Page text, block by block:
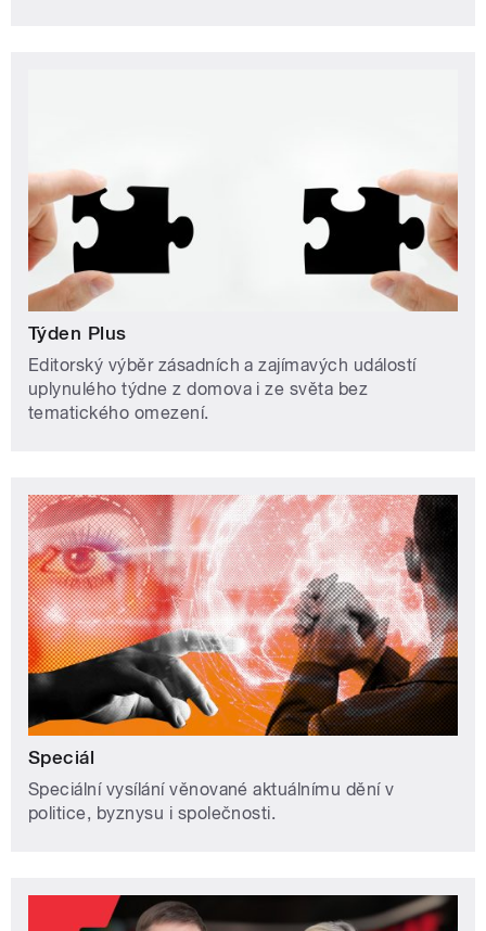
Týden Plus
Editorský výběr zásadních a zajímavých událostí
uplynulého týdne z domova i ze světa bez
tematického omezení.
Speciál
Speciální vysílání věnované aktuálnímu dění v
politice, byznysu i společnosti.